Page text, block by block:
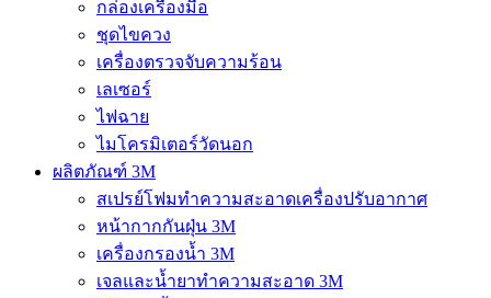
กล่องเครื่องมือ
ชุดไขควง
เครื่องตรวจจับความร้อน
เลเซอร์
ไฟฉาย
ไมโครมิเตอร์วัดนอก
ผลิตภัณฑ์ 3M
สเปรย์โฟมทำความสะอาดเครื่องปรับอากาศ
หน้ากากกันฝุ่น 3M
เครื่องกรองน้ำ 3M
เจลและน้ำยาทำความสะอาด 3M